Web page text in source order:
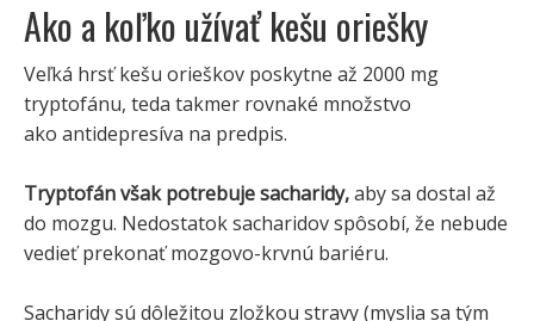
Ako a koľko užívať kešu oriešky
Veľká hrsť kešu orieškov poskytne až 2000 mg
tryptofánu, teda takmer rovnaké množstvo
ako antidepresíva na predpis.
Tryptofán však potrebuje sacharidy,aby sa dostal až
do mozgu. Nedostatok sacharidov spôsobí, že nebude
vedieť prekonať mozgovo-krvnú bariéru.
Sacharidy sú dôležitou zložkou stravy (myslia sa tým